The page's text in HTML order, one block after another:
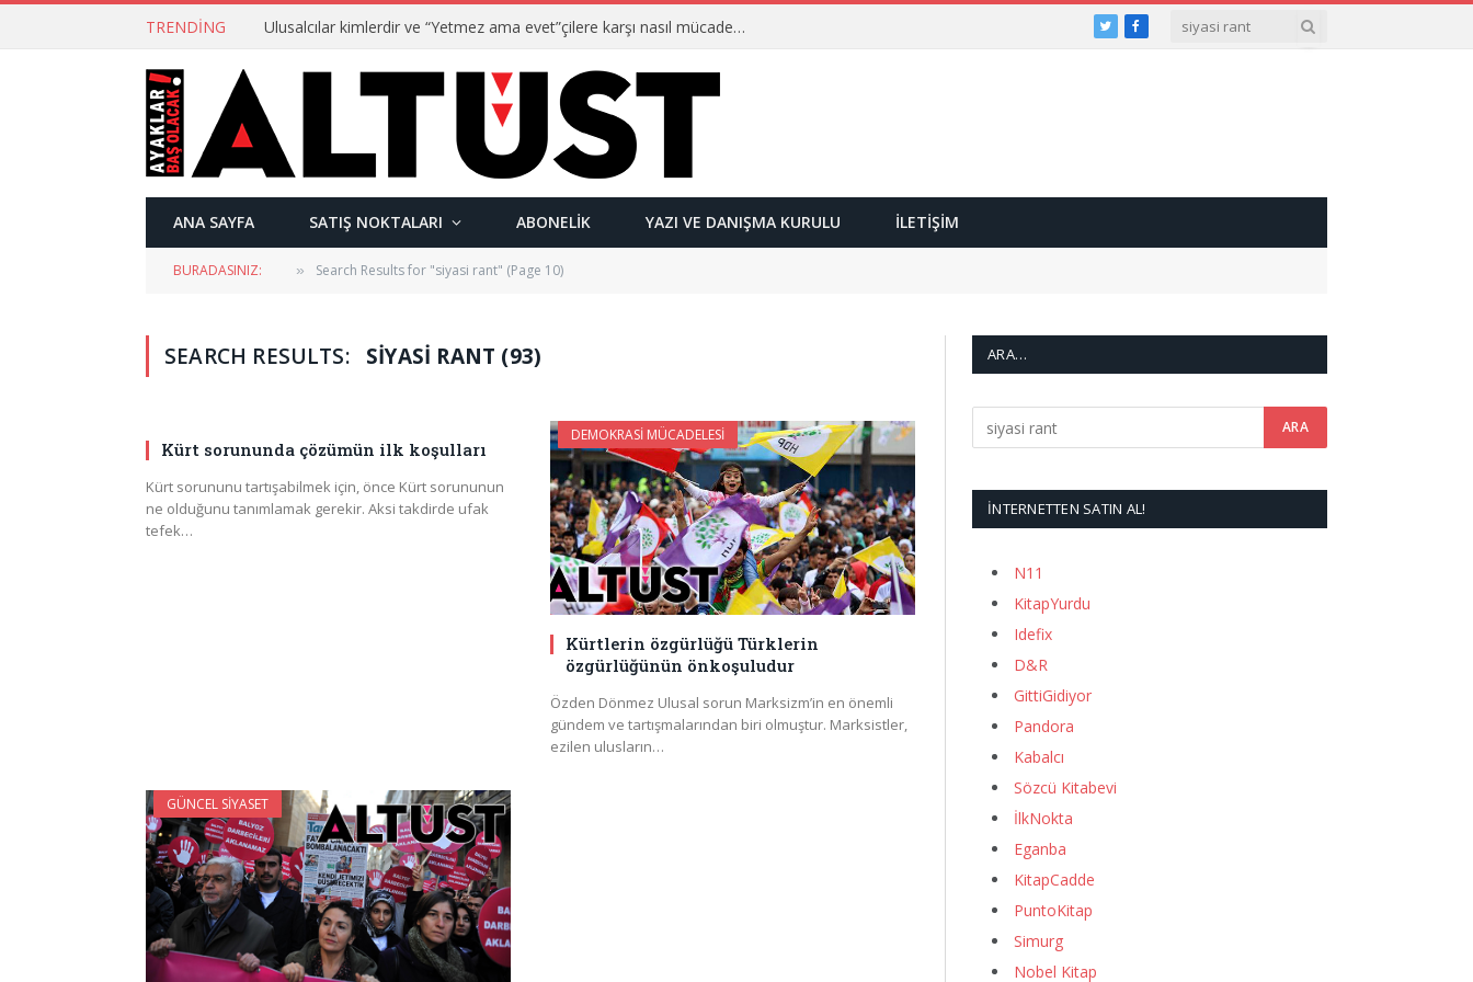
TRENDING Ulusalcılar kimlerdir ve “Yetmez ama evet”çilere karşı nasıl mücadele ederler? TwitterFacebook
ANA SAYFA SATIŞ NOKTALARI ABONELIK YAZI VE DANIŞMA KURULU İLETIŞIM
BURADASINIZ: » Search Results for "siyasi rant" (Page 10)
SEARCH RESULTS: SIYASI RANT (93)
Kürt sorununda çözümün ilk koşulları
Kürt sorununu tartışabilmek için, önce Kürt sorununun
ne olduğunu tanımlamak gerekir. Aksi takdirde ufak
tefek…
DEMOKRASI MÜCADELESI
Kürtlerin özgürlüğü Türklerin
özgürlüğünün önkoşuludur
Özden Dönmez Ulusal sorun Marksizm’in en önemli
gündem ve tartışmalarından biri olmuştur. Marksistler,
ezilen ulusların…
GÜNCEL SIYASET
ARA…
İNTERNETTEN SATIN AL!
N11
KitapYurdu
Idefix
D&R
GittiGidiyor
Pandora
Kabalcı
Sözcü Kitabevi
İlkNokta
Eganba
KitapCadde
PuntoKitap
Simurg
Nobel Kitap